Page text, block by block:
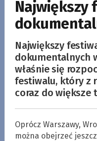
Największy
Największy
dokumentalnych
właśnie się
festiwalu, który z
coraz do większe
Oprócz Warszawy,
można obejrzeć